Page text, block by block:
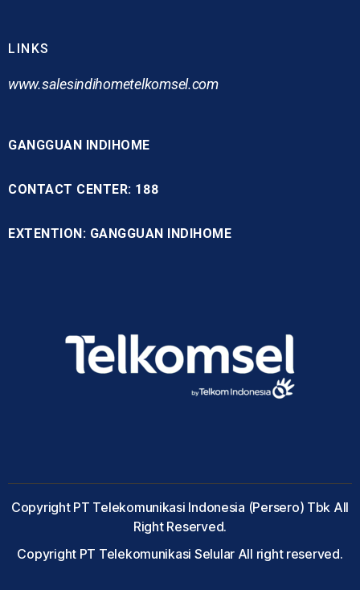
LINKS
www.salesindihometelkomsel.com
GANGGUAN INDIHOME
CONTACT CENTER: 188
EXTENTION: GANGGUAN INDIHOME
Copyright PT Telekomunikasi Indonesia (Persero) Tbk All
Right Reserved.
Copyright PT Telekomunikasi Selular All right reserved.